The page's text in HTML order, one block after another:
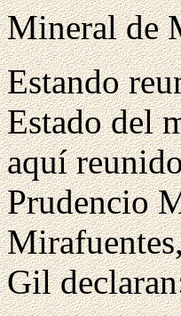
Mineral de
Estando
Estado del
aquí
Prudencio
Gil